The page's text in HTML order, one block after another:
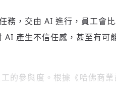
務，交由 AI 進行，員工會
產生不信任感，甚至有可
的參與度。根據《哈佛商
提交